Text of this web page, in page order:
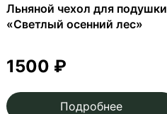
Льняной чехол для подушки
«Светлый осенний лес»
1500 ₽
Подробнее